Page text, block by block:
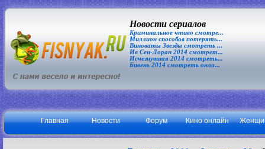
Новости сериалов
Криминальное чтиво смотре...
Миллион способов потерять...
Виноваты Звезды смотреть ...
Ив Сен-Лоран 2014 смотрет...
Исчезнувшая 2014 смотреть...
Бивень 2014 смотреть онла...
Главная Новости Форум Кино онлайн